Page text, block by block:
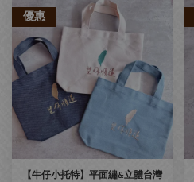
優惠
【牛仔小托特】平面繡&立體台灣